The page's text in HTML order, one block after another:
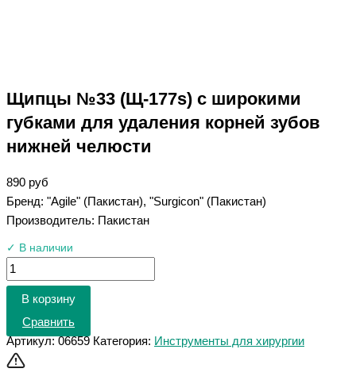
Щипцы №33 (Щ-177s) с широкими
губками для удаления корней зубов
нижней челюсти
890 руб
Бренд: "Agile" (Пакистан), "Surgicon" (Пакистан)
Производитель: Пакистан
✓ В наличии
В корзину
Сравнить
Артикул:06659 Категория: Инструменты для хирургии